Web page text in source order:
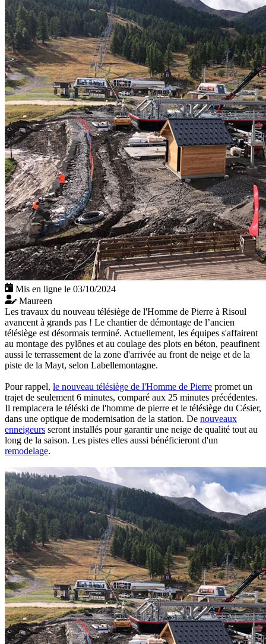
Mis en ligne le 03/10/2024
Maureen
Les travaux du nouveau télésiège de l'Homme de Pierre à Risoul
avancent à grands pas ! Le chantier de démontage de l’ancien
télésiège est désormais terminé. Actuellement, les équipes s'affairent
au montage des pylônes et au coulage des plots en béton, peaufinent
aussi le terrassement de la zone d'arrivée au front de neige et de la
piste de la Mayt, selon Labellemontagne.
Pour rappel, le nouveau télésiège de l'Homme de Pierre promet un
trajet de seulement 6 minutes, comparé aux 25 minutes précédentes.
Il remplacera le téléski de l'homme de pierre et le télésiège du Césier,
dans une optique de modernisation de la station. De nouveaux
enneigeurs seront installés pour garantir une neige de qualité tout au
long de la saison. Les pistes elles aussi bénéficieront d'un
remodelage.